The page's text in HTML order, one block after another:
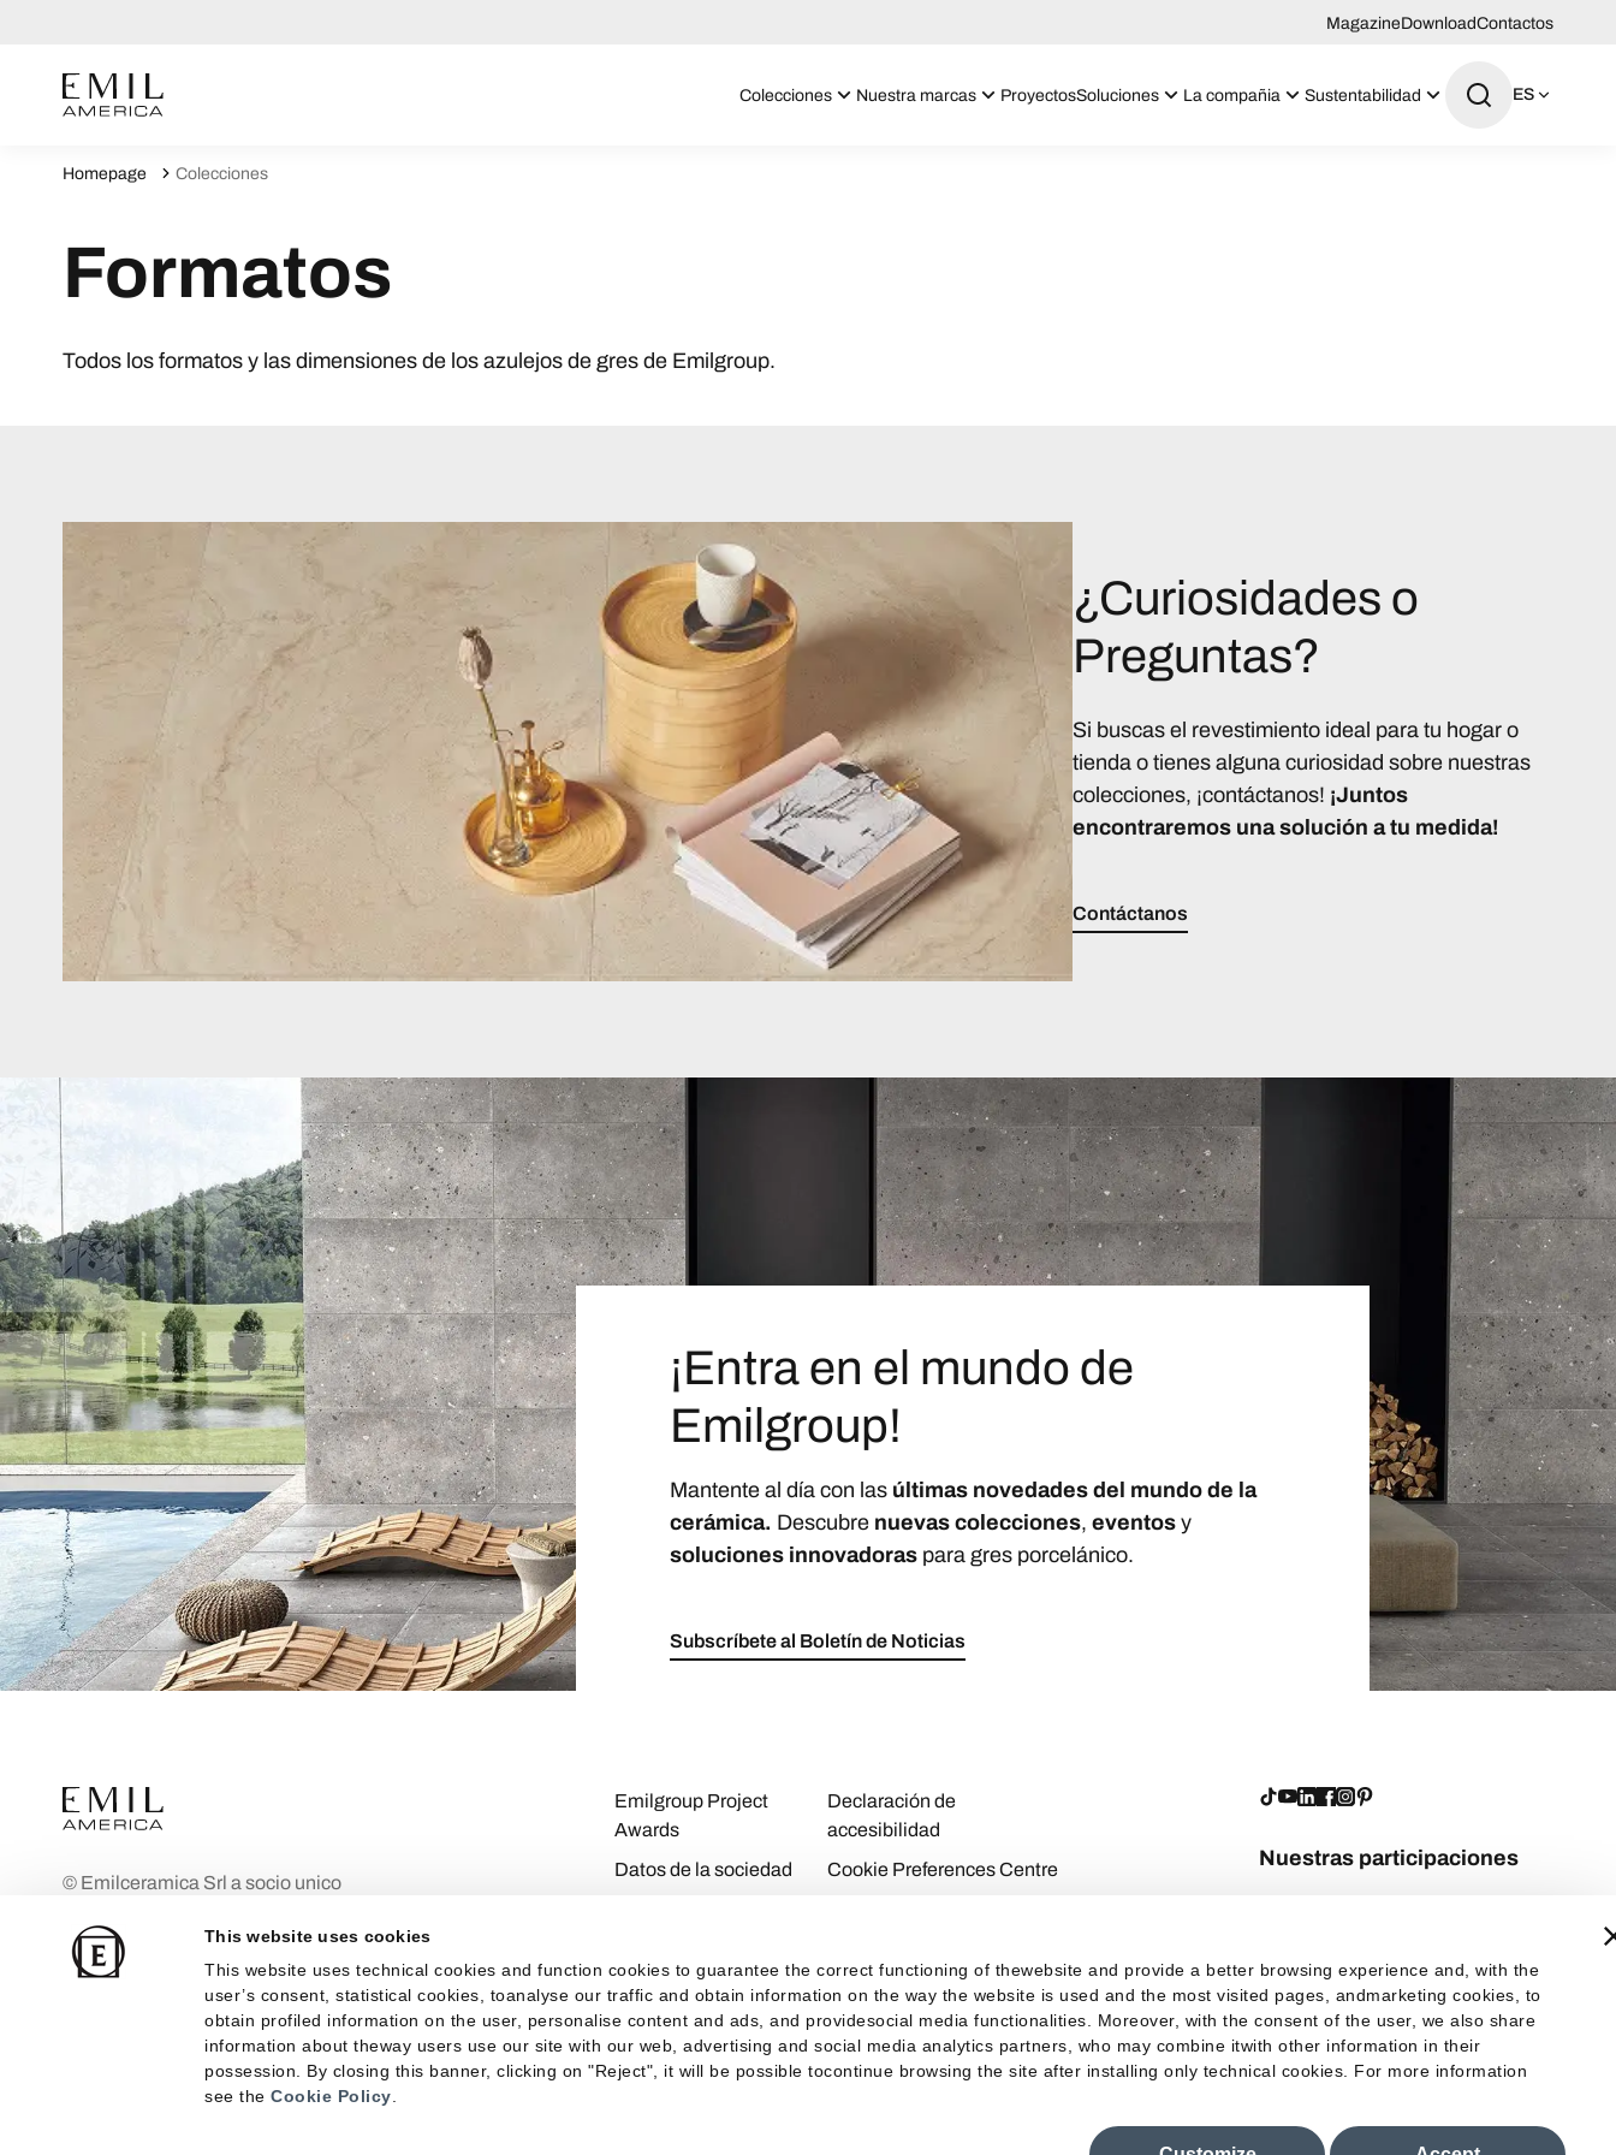
This website uses cookies
This website uses technical cookies and function cookies to guarantee the correct functioning of thewebsite and provide a better browsing experience and, with the
user’s consent, statistical cookies, toanalyse our traffic and obtain information on the way the website is used and the most visited pages, andmarketing cookies, to
obtain profiled information on the user, personalise content and ads, and providesocial media functionalities. Moreover, with the consent of the user, we also share
information about theway users use our site with our web, advertising and social media analytics partners, who may combine itwith other information in their
possession. By closing this banner, clicking on "Reject", it will be possible tocontinue browsing the site after installing only technical cookies. For more information
see the Cookie Policy
MagazineDownloadContactos
Colecciones Nuestra marcas ProyectosSoluciones La compañia Sustentabilidad ES
Homepage Colecciones
Formatos
Todos los formatos y las dimensiones de los azulejos de gres de Emilgroup.
¿Curiosidades o
Preguntas?
Si buscas el revestimiento ideal para tu hogar o
tienda o tienes alguna curiosidad sobre nuestras
colecciones, ¡contáctanos! ¡Juntos
encontraremos una solución a tu medida!
Contáctanos
¡Entra en el mundo de
Emilgroup!
Mantente al día con las últimas novedades del mundo de la
cerámica. Descubre nuevas colecciones, eventosy
soluciones innovadoraspara gres porcelánico.
Subscríbete al Boletín de Noticias
© Emilceramica Srl a socio unico
Empresa bajo la dirección y coordinación
de Mohawk Industries Inc. Fiorano
Modenese (MO), Via Ghiarola Nuova n.
29 Capital social: 10.000.000 €
totalmente desembolsados
Inscrita en el Registro Mercantil de
Emilgroup Project
Awards
Datos de la sociedad
Personal Area
Taxes
Declaración de
accesibilidad
Cookie Preferences Centre
Privacy
Nuestras participaciones